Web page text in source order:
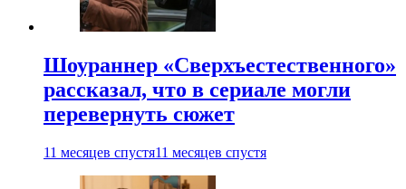
Шоураннер «Сверхъестественного»
рассказал, что в сериале могли
перевернуть сюжет
11 месяцев спустя11 месяцев спустя